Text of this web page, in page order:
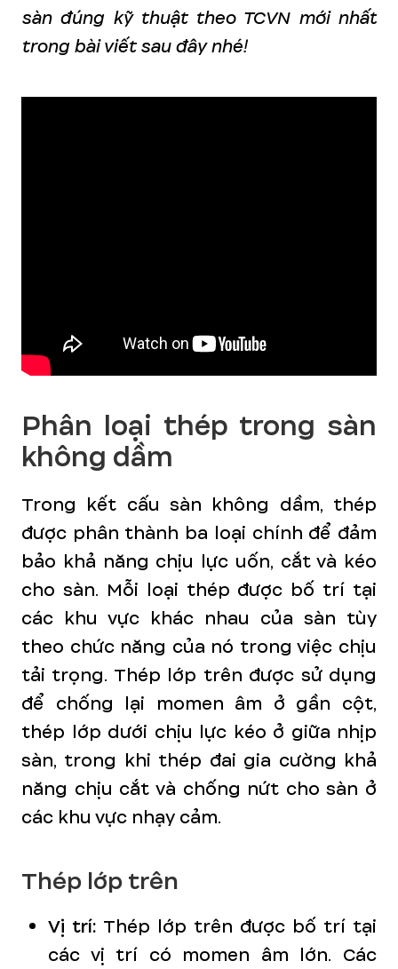
sàn đúng kỹ thuật theo TCVN mới nhất
trong bài viết sau đây nhé!
Phân loại thép trong sàn
không dầm
Trong kết cấu sàn không dầm, thép
được phân thành ba loại chính để đảm
bảo khả năng chịu lực uốn, cắt và kéo
cho sàn. Mỗi loại thép được bố trí tại
các khu vực khác nhau của sàn tùy
theo chức năng của nó trong việc chịu
tải trọng. Thép lớp trên được sử dụng
để chống lại momen âm ở gần cột,
thép lớp dưới chịu lực kéo ở giữa nhịp
sàn, trong khi thép đai gia cường khả
năng chịu cắt và chống nứt cho sàn ở
các khu vực nhạy cảm.
Thép lớp trên
Vị trí: Thép lớp trên được bố trí tại
các vị trí có momen âm lớn. Các